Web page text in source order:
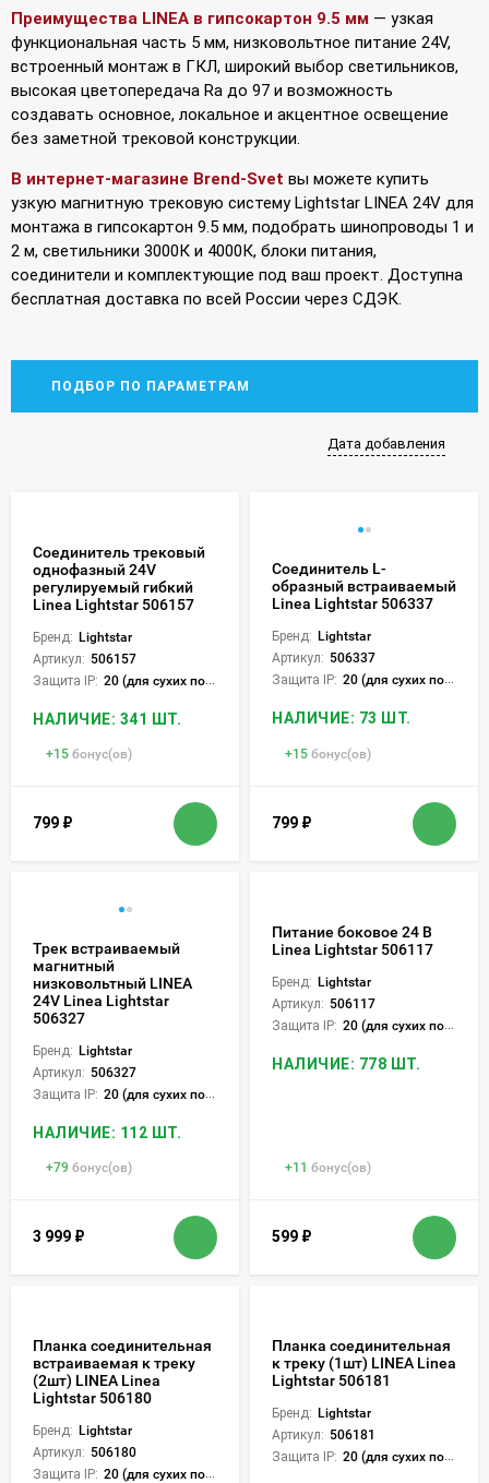
Преимущества LINEA в гипсокартон 9.5 мм — узкая
функциональная часть 5 мм, низковольтное питание 24V,
встроенный монтаж в ГКЛ, широкий выбор светильников,
высокая цветопередача Ra до 97 и возможность
создавать основное, локальное и акцентное освещение
без заметной трековой конструкции.
В интернет-магазине Brend-Svet вы можете купить
узкую магнитную трековую систему Lightstar LINEA 24V для
монтажа в гипсокартон 9.5 мм, подобрать шинопроводы 1 и
2 м, светильники 3000К и 4000К, блоки питания,
соединители и комплектующие под ваш проект. Доступна
бесплатная доставка по всей России через СДЭК.
ПОДБОР ПО ПАРАМЕТРАМ
Дата добавления
Соединитель трековый
однофазный 24V
регулируемый гибкий
Linea Lightstar 506157
Бренд: Lightstar
Артикул: 506157
Защита IP: 20 (для сухих пом.)
НАЛИЧИЕ: 341 ШТ.
+15 бонус(ов)
799 ₽
Соединитель L-
образный встраиваемый
Linea Lightstar 506337
Бренд: Lightstar
Артикул: 506337
Защита IP: 20 (для сухих пом.)
НАЛИЧИЕ: 73 ШТ.
+15 бонус(ов)
799 ₽
Трек встраиваемый
магнитный
низковольтный LINEA
24V Linea Lightstar
506327
Бренд: Lightstar
Артикул: 506327
Защита IP: 20 (для сухих пом.)
НАЛИЧИЕ: 112 ШТ.
+79 бонус(ов)
3 999 ₽
Питание боковое 24 В
Linea Lightstar 506117
Бренд: Lightstar
Артикул: 506117
Защита IP: 20 (для сухих пом.)
НАЛИЧИЕ: 778 ШТ.
+11 бонус(ов)
599 ₽
Планка соединительная
встраиваемая к треку
(2шт) LINEA Linea
Lightstar 506180
Бренд: Lightstar
Артикул: 506180
Защита IP: 20 (для сухих пом.)
Планка соединительная
к треку (1шт) LINEA Linea
Lightstar 506181
Бренд: Lightstar
Артикул: 506181
Защита IP: 20 (для сухих пом.)